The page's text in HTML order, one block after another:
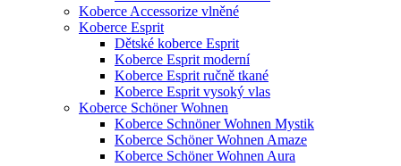
Koberce Accessorize vlněné
Koberce Esprit
Dětské koberce Esprit
Koberce Esprit moderní
Koberce Esprit ručně tkané
Koberce Esprit vysoký vlas
Koberce Schöner Wohnen
Koberce Schnöner Wohnen Mystik
Koberce Schöner Wohnen Amaze
Koberce Schöner Wohnen Aura